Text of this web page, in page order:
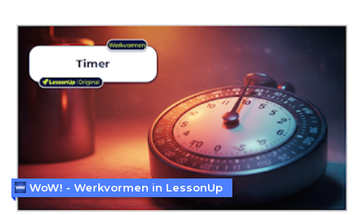
WoW! - Werkvormen in LessonUp